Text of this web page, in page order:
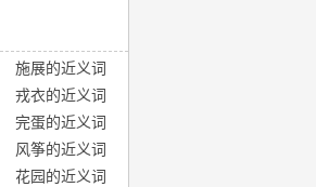
施展的近义词
戎衣的近义词
完蛋的近义词
风筝的近义词
花园的近义词